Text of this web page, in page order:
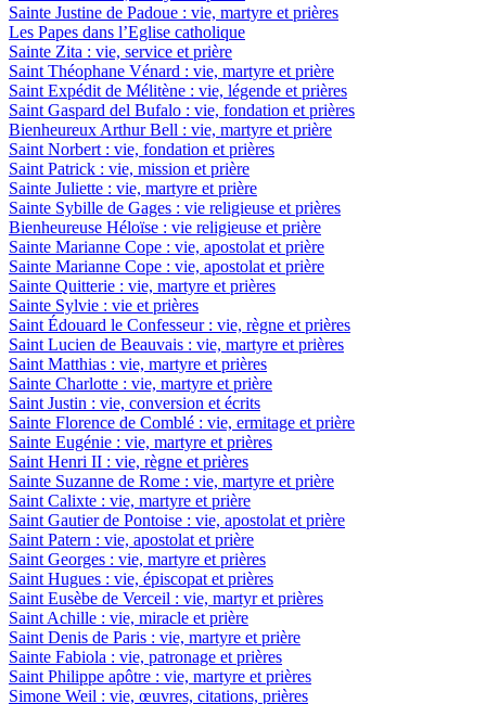
Sainte Justine de Padoue : vie, martyre et prières
Les Papes dans l’Eglise catholique
Sainte Zita : vie, service et prière
Saint Théophane Vénard : vie, martyre et prière
Saint Expédit de Mélitène : vie, légende et prières
Saint Gaspard del Bufalo : vie, fondation et prières
Bienheureux Arthur Bell : vie, martyre et prière
Saint Norbert : vie, fondation et prières
Saint Patrick : vie, mission et prière
Sainte Juliette : vie, martyre et prière
Sainte Sybille de Gages : vie religieuse et prières
Bienheureuse Héloïse : vie religieuse et prière
Sainte Marianne Cope : vie, apostolat et prière
Sainte Marianne Cope : vie, apostolat et prière
Sainte Quitterie : vie, martyre et prières
Sainte Sylvie : vie et prières
Saint Édouard le Confesseur : vie, règne et prières
Saint Lucien de Beauvais : vie, martyre et prières
Saint Matthias : vie, martyre et prières
Sainte Charlotte : vie, martyre et prière
Saint Justin : vie, conversion et écrits
Sainte Florence de Comblé : vie, ermitage et prière
Sainte Eugénie : vie, martyre et prières
Saint Henri II : vie, règne et prières
Sainte Suzanne de Rome : vie, martyre et prière
Saint Calixte : vie, martyre et prière
Saint Gautier de Pontoise : vie, apostolat et prière
Saint Patern : vie, apostolat et prière
Saint Georges : vie, martyre et prières
Saint Hugues : vie, épiscopat et prières
Saint Eusèbe de Verceil : vie, martyr et prières
Saint Achille : vie, miracle et prière
Saint Denis de Paris : vie, martyre et prière
Sainte Fabiola : vie, patronage et prières
Saint Philippe apôtre : vie, martyre et prières
Simone Weil : vie, œuvres, citations, prières